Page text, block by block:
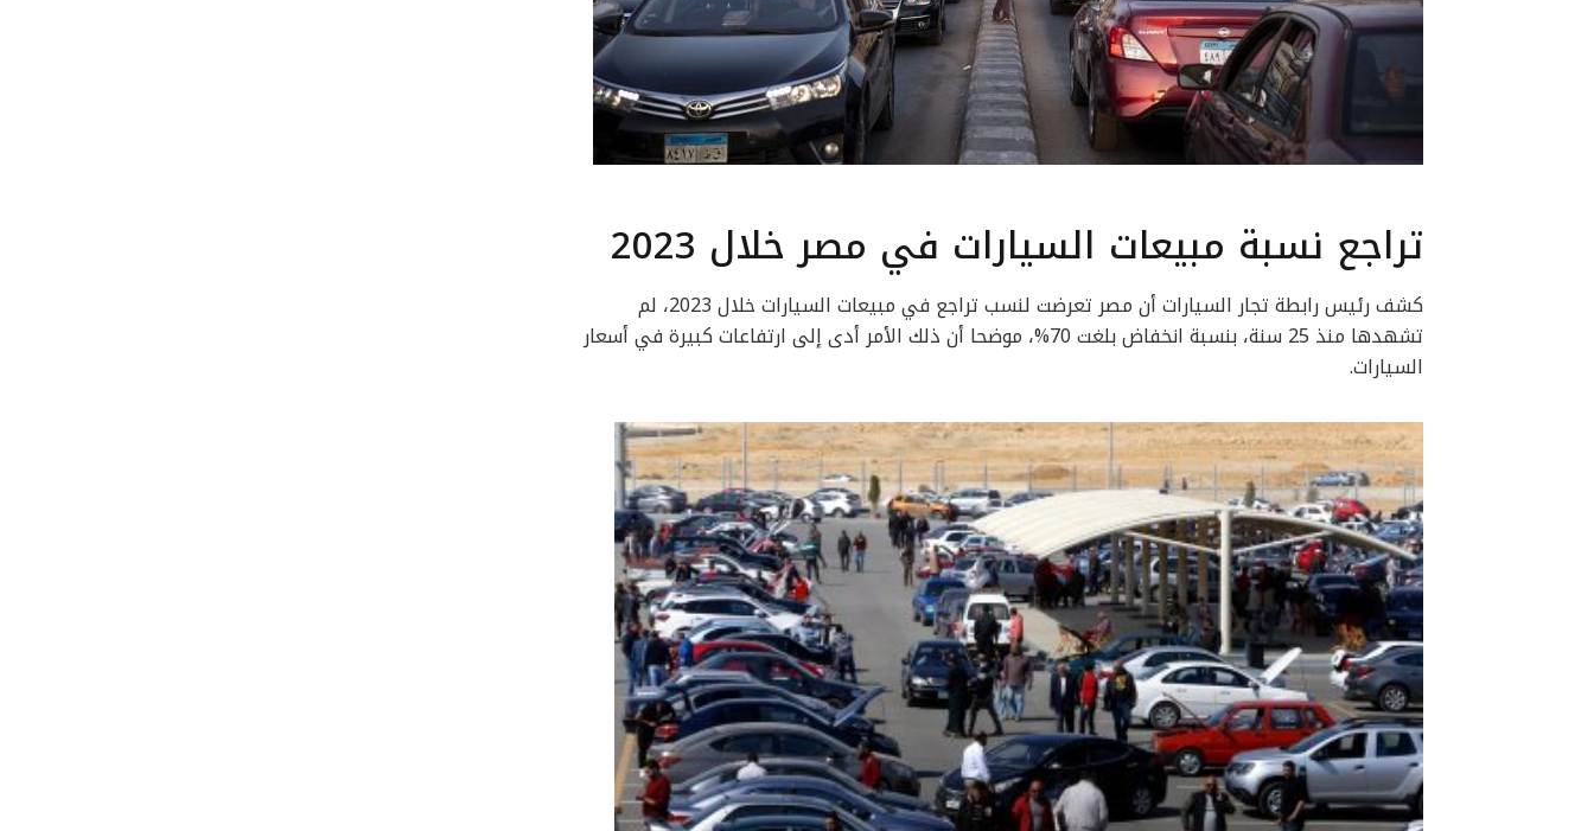
تراجع نسبة مبيعات السيارات في مصر خلال 2023
كشف رئيس رابطة تجار السيارات أن مصر تعرضت لنسب تراجع في مبيعات السيارات خلال 2023، لم
تشهدها منذ 25 سنة، بنسبة انخفاض بلغت 70%، موضحا أن ذلك الأمر أدى إلى ارتفاعات كبيرة في أسعار
السيارات.